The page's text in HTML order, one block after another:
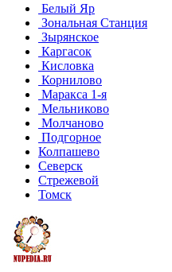
Белый Яр
Зональная Станция
Зырянское
Каргасок
Кисловка
Корнилово
Маракса 1-я
Мельниково
Молчаново
Подгорное
Колпашево
Северск
Стрежевой
Томск